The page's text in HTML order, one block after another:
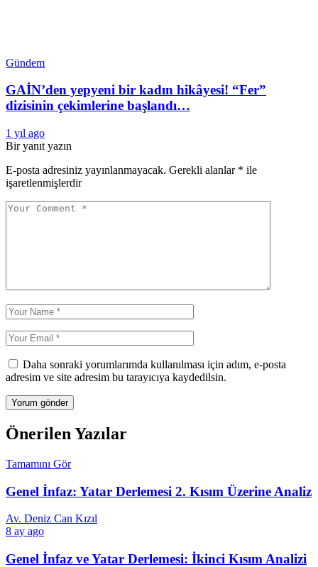
Gündem
GAİN’den yepyeni bir kadın hikâyesi! “Fer”
dizisinin çekimlerine başlandı…
1 yıl ago
Bir yanıt yazın
E-posta adresiniz yayınlanmayacak. Gerekli alanlar * ile
işaretlenmişlerdir
Daha sonraki yorumlarımda kullanılması için adım, e-posta
adresim ve site adresim bu tarayıcıya kaydedilsin.
Önerilen Yazılar
Tamamını Gör
Genel İnfaz: Yatar Derlemesi 2. Kısım Üzerine Analiz
Av. Deniz Can Kızıl
8 ay ago
Genel İnfaz ve Yatar Derlemesi: İkinci Kısım Analizi